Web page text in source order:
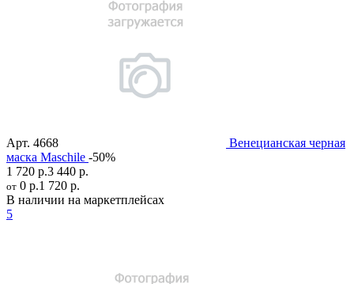
Арт. 4668
Венецианская черная
маска Maschile -50%
1 720 р.3 440 р.
от 0 р.1 720 р.
В наличии на маркетплейсах
5